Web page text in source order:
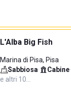
L'Alba Big Fish
Marina di Pisa, Pisa
Sabbiosa· Cabine·
e altri 10…